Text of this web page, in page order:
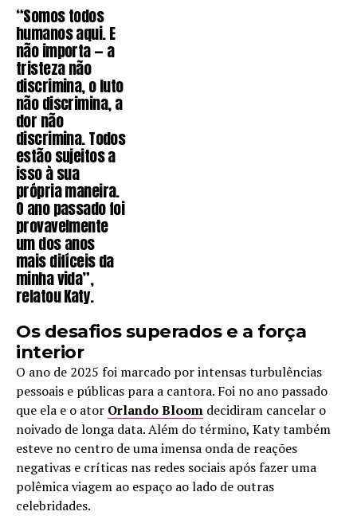
“Somos todos
humanos aqui. E
não importa — a
tristeza não
discrimina, o luto
não discrimina, a
dor não
discrimina. Todos
estão sujeitos a
isso à sua
própria maneira.
O ano passado foi
provavelmente
um dos anos
mais difíceis da
minha vida”,
relatou Katy.
Os desafios superados e a força
interior
O ano de 2025 foi marcado por intensas turbulências
pessoais e públicas para a cantora. Foi no ano passado
que ela e o ator Orlando Bloom decidiram cancelar o
noivado de longa data. Além do término, Katy também
esteve no centro de uma imensa onda de reações
negativas e críticas nas redes sociais após fazer uma
polêmica viagem ao espaço ao lado de outras
celebridades.